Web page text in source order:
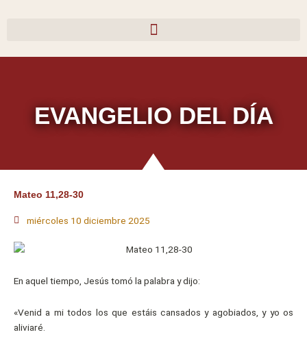
EVANGELIO DEL DÍA
Mateo 11,28-30
miércoles 10 diciembre 2025
En aquel tiempo, Jesús tomó la palabra y dijo:
«Venid a mi todos los que estáis cansados y agobiados, y yo os
aliviaré.